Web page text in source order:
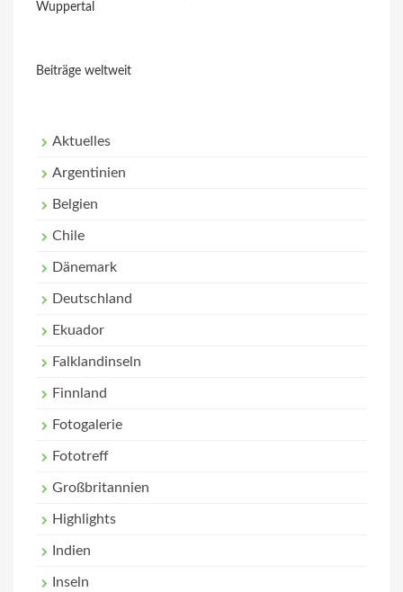
Wuppertal
Beiträge weltweit
Aktuelles
Argentinien
Belgien
Chile
Dänemark
Deutschland
Ekuador
Falklandinseln
Finnland
Fotogalerie
Fototreff
Großbritannien
Highlights
Indien
Inseln